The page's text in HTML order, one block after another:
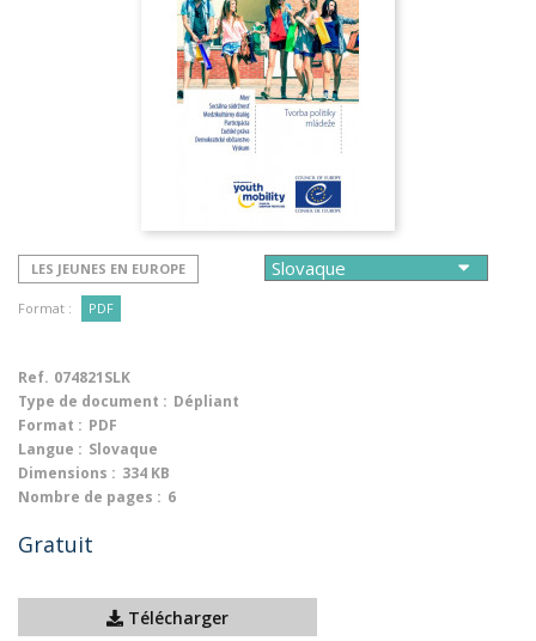
LES JEUNES EN EUROPE
Format : PDF
Ref. 074821SLK
Type de document : Dépliant
Format : PDF
Langue : Slovaque
Dimensions : 334 KB
Nombre de pages : 6
Gratuit
Télécharger